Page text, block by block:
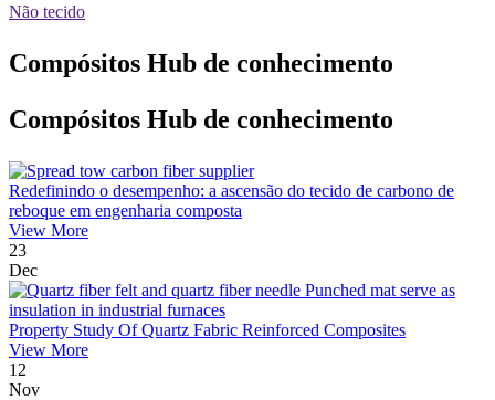
Não tecido
Compósitos Hub de conhecimento
Compósitos Hub de conhecimento
Redefinindo o desempenho: a ascensão do tecido de carbono de
reboque em engenharia composta
View More
23
Dec
Property Study Of Quartz Fabric Reinforced Composites
View More
12
Nov